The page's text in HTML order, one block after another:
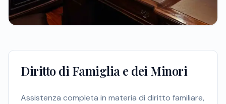
Diritto di Famiglia e dei Minori
Assistenza completa in materia di diritto familiare,